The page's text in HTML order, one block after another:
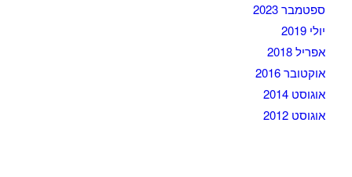
ספטמבר 2023
יולי 2019
אפריל 2018
אוקטובר 2016
אוגוסט 2014
אוגוסט 2012